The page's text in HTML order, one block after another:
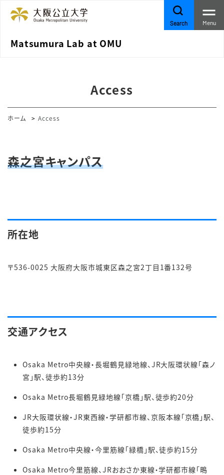
Matsumura Lab at OMU
Search Menu
Access
ホーム Access
森之宮キャンパス
所在地
〒536-0025 大阪府大阪市城東区森之宮2丁目1番132号
交通アクセス
Osaka Metro中央線・長堀鶴見緑地線、JR大阪環状線「森ノ
宮」駅、徒歩約13分
Osaka Metro長堀鶴見緑地線「京橋」駅、徒歩約20分
JR大阪環状線・JR東西線・学研都市線、京阪本線「京橋」駅、
徒歩約15分
Osaka Metro中央線・今里筋線「緑橋」駅、徒歩約15分
Osaka Metro今里筋線、JRおおさか東線・学研都市線「鴫